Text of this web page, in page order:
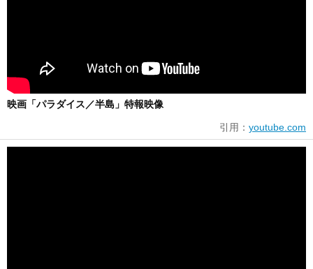
映画「パラダイス／半島」特報映像
引用： youtube.com